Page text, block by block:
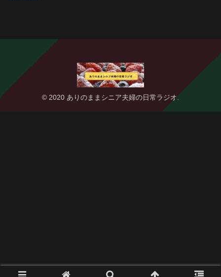
© 2020 ありのままシニア夫婦の日常ラジオ.